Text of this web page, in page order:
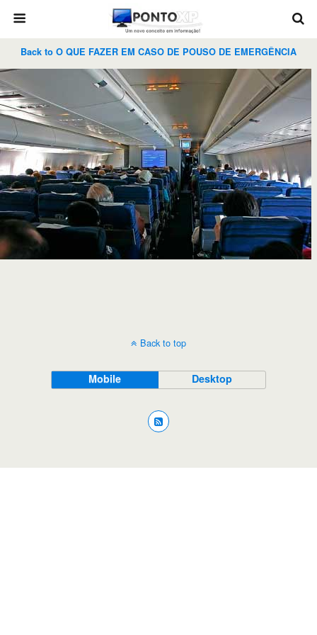
Back to O QUE FAZER EM CASO DE POUSO DE EMERGÊNCIA
Back to top
Mobile Desktop